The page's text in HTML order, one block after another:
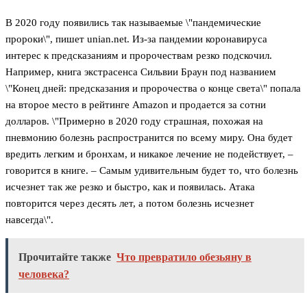
В 2020 году появились так называемые \"пандемические
пророки\", пишет unian.net. Из-за пандемии коронавируса
интерес к предсказаниям и пророчествам резко подскочил.
Например, книга экстрасенса Сильвии Браун под названием
\"Конец дней: предсказания и пророчества о конце света\" попала
на второе место в рейтинге Amazon и продается за сотни
долларов. \"Примерно в 2020 году страшная, похожая на
пневмонию болезнь распространится по всему миру. Она будет
вредить легким и бронхам, и никакое лечение не подействует, –
говорится в книге. – Самым удивительным будет то, что болезнь
исчезнет так же резко и быстро, как и появилась. Атака
повторится через десять лет, а потом болезнь исчезнет
навсегда\".
Прочитайте также Что превратило обезьяну в
человека?